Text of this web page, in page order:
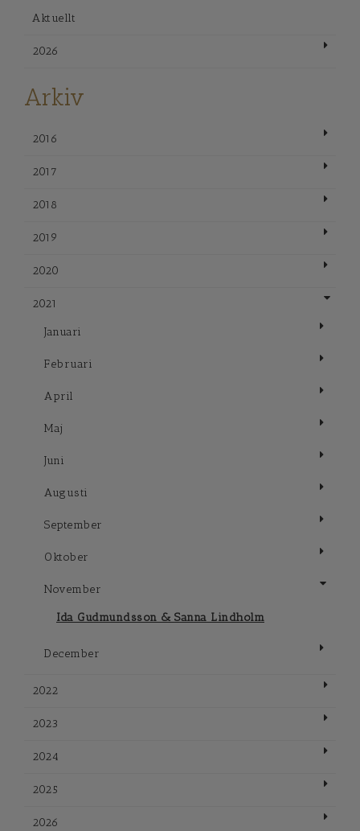
Aktuellt
2026
Arkiv
2016
2017
2018
2019
2020
2021
Januari
Februari
April
Maj
Juni
Augusti
September
Oktober
November
Ida Gudmundsson & Sanna Lindholm
December
2022
2023
2024
2025
2026